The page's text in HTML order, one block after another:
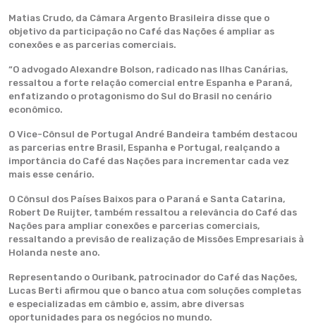
Matias Crudo, da Câmara Argento Brasileira disse que o
objetivo da participação no Café das Nações é ampliar as
conexões e as parcerias comerciais.
“O advogado Alexandre Bolson, radicado nas Ilhas Canárias,
ressaltou a forte relação comercial entre Espanha e Paraná,
enfatizando o protagonismo do Sul do Brasil no cenário
econômico.
O Vice-Cônsul de Portugal André Bandeira também destacou
as parcerias entre Brasil, Espanha e Portugal, realçando a
importância do Café das Nações para incrementar cada vez
mais esse cenário.
O Cônsul dos Países Baixos para o Paraná e Santa Catarina,
Robert De Ruijter, também ressaltou a relevância do Café das
Nações para ampliar conexões e parcerias comerciais,
ressaltando a previsão de realização de Missões Empresariais à
Holanda neste ano.
Representando o Ouribank, patrocinador do Café das Nações,
Lucas Berti afirmou que o banco atua com soluções completas
e especializadas em câmbio e, assim, abre diversas
oportunidades para os negócios no mundo.